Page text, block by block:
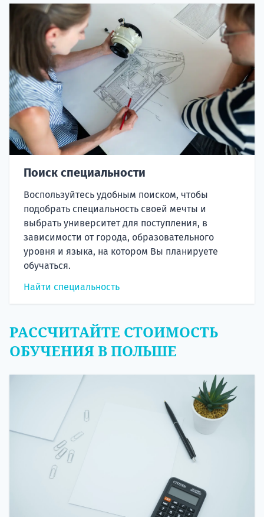
Поиск специальности
Воспользуйтесь удобным поиском, чтобы
подобрать специальность своей мечты и
выбрать университет для поступления, в
зависимости от города, образовательного
уровня и языка, на котором Вы планируете
обучаться.
Найти специальность
РАССЧИТАЙТЕ СТОИМОСТЬ
ОБУЧЕНИЯ В ПОЛЬШЕ